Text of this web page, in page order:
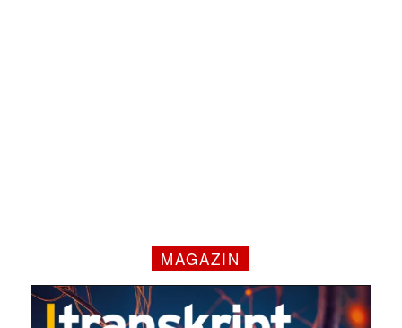
MAGAZIN